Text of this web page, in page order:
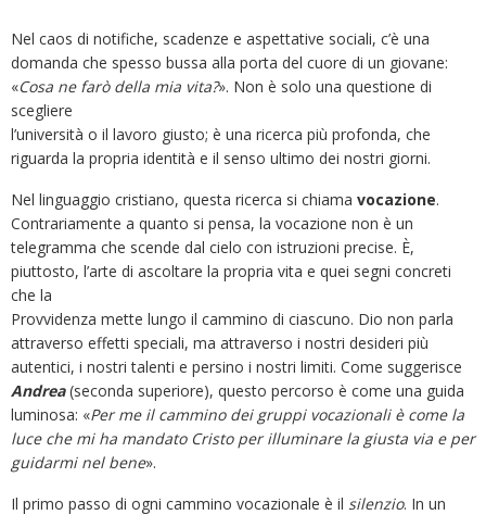
Nel caos di notifiche, scadenze e aspettative sociali, c’è una
domanda che spesso bussa alla porta del cuore di un giovane:
«Cosa ne farò della mia vita?». Non è solo una questione di
scegliere
l’università o il lavoro giusto; è una ricerca più profonda, che
riguarda la propria identità e il senso ultimo dei nostri giorni.
Nel linguaggio cristiano, questa ricerca si chiama vocazione.
Contrariamente a quanto si pensa, la vocazione non è un
telegramma che scende dal cielo con istruzioni precise. È,
piuttosto, l’arte di ascoltare la propria vita e quei segni concreti
che la
Provvidenza mette lungo il cammino di ciascuno. Dio non parla
attraverso effetti speciali, ma attraverso i nostri desideri più
autentici, i nostri talenti e persino i nostri limiti. Come suggerisce
Andrea(seconda superiore), questo percorso è come una guida
luminosa: «Per me il cammino dei gruppi vocazionali è come la
luce che mi ha mandato Cristo per illuminare la giusta via e per
guidarmi nel bene».
Il primo passo di ogni cammino vocazionale è il silenzio. In un